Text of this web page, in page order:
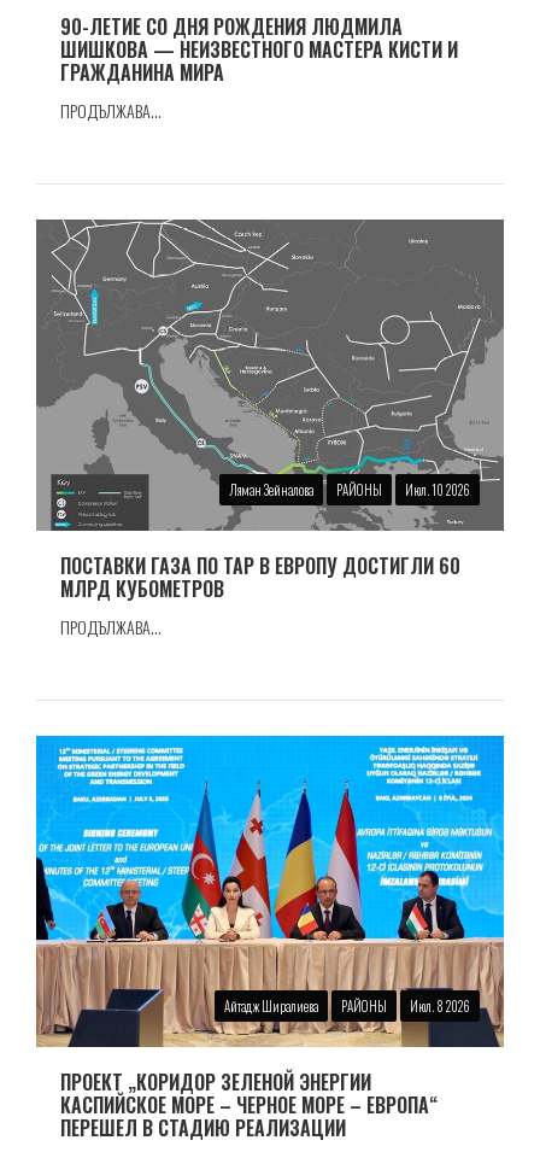
90-ЛЕТИЕ СО ДНЯ РОЖДЕНИЯ ЛЮДМИЛА
ШИШКОВА — НЕИЗВЕСТНОГО МАСТЕРА КИСТИ И
ГРАЖДАНИНА МИРА
ПРОДЪЛЖАВА...
Ляман Зейналова РАЙОНЫ Июл. 10 2026
ПОСТАВКИ ГАЗА ПО TAP В ЕВРОПУ ДОСТИГЛИ 60
МЛРД КУБОМЕТРОВ
ПРОДЪЛЖАВА...
Айтадж Ширалиева РАЙОНЫ Июл. 8 2026
ПРОЕКТ „КОРИДОР ЗЕЛЕНОЙ ЭНЕРГИИ
КАСПИЙСКОЕ МОРЕ – ЧЕРНОЕ МОРЕ – ЕВРОПА“
ПЕРЕШЕЛ В СТАДИЮ РЕАЛИЗАЦИИ